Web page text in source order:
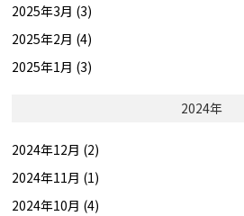
2025年3月 (3)
2025年2月 (4)
2025年1月 (3)
2024年
2024年12月 (2)
2024年11月 (1)
2024年10月 (4)